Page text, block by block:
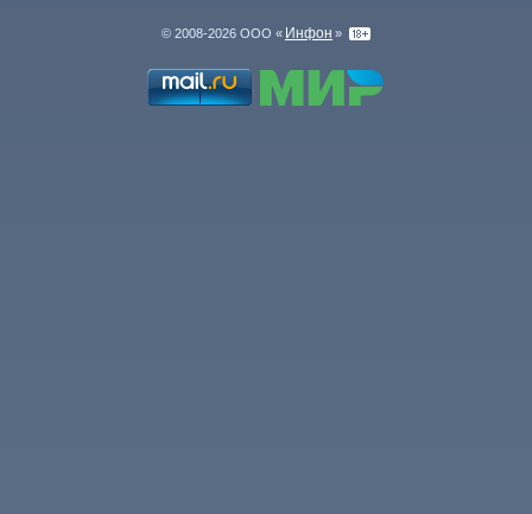
© 2008-2026 ООО « Инфон »